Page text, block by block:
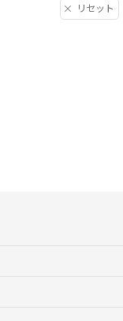
リセット